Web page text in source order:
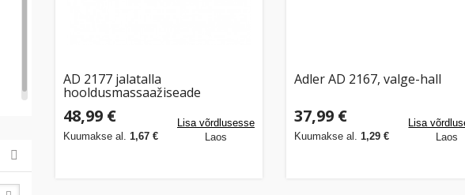
AD 2177 jalatalla
hooldusmassaažiseade
48,99 €
Kuumakse al. 1,67 €
Lisa võrdlusesse
Laos
Adler AD 2167, valge-hall
37,99 €
Kuumakse al. 1,29 €
Lisa
Laos